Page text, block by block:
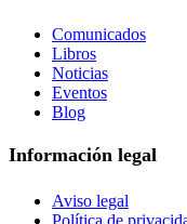
Comunicados
Libros
Noticias
Eventos
Blog
Información legal
Aviso legal
Política de